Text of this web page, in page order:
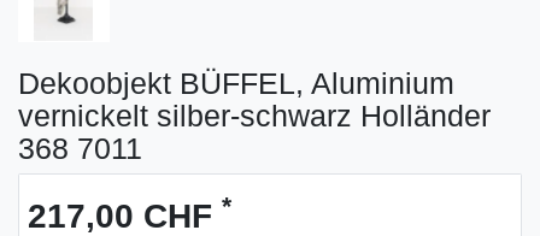
Dekoobjekt BÜFFEL, Aluminium
vernickelt silber-schwarz Holländer
368 7011
217,00 CHF *